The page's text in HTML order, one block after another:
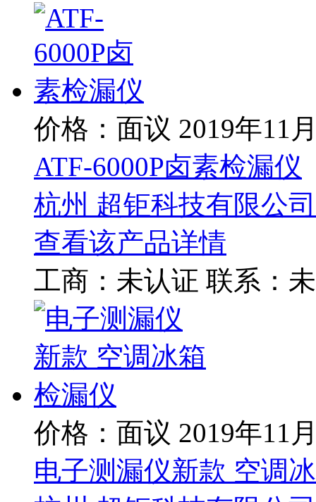
价格：面议 2019年11
ATF-6000P卤素检漏仪
杭州 超钜科技有限公司
查看该产品详情
工商： 未认证 联系：
价格：面议 2019年11
电子测漏仪新款 空调